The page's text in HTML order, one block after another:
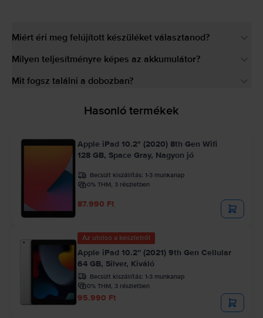
Miért éri meg felújított készüléket választanod?
Milyen teljesítményre képes az akkumulátor?
Mit fogsz találni a dobozban?
Hasonló termékek
Apple iPad 10.2" (2020) 8th Gen Wifi
128 GB, Space Gray, Nagyon jó
Becsült kiszállítás: 1-3 munkanap
0% THM, 3 részletben
87.990 Ft
Az utolsó a készletről
Apple iPad 10.2” (2021) 9th Gen Cellular
64 GB, Silver, Kiváló
Becsült kiszállítás: 1-3 munkanap
0% THM, 3 részletben
95.990 Ft